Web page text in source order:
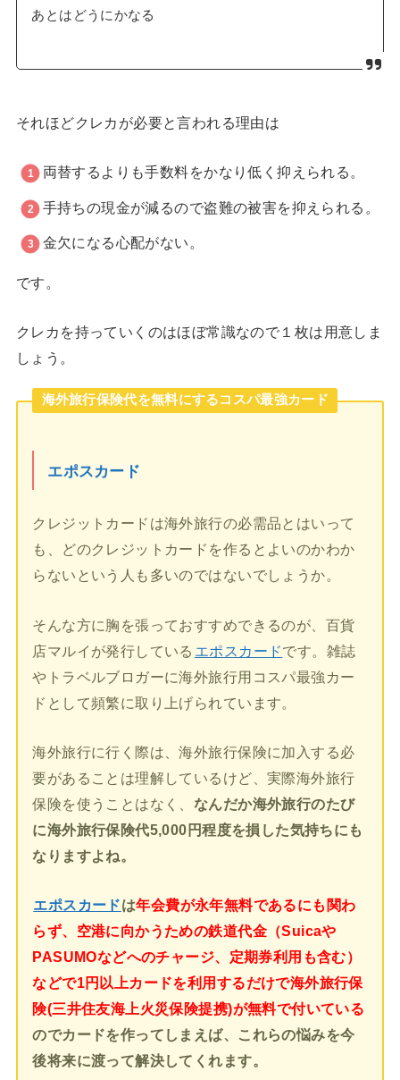
あとはどうにかなる
それほどクレカが必要と言われる理由は
両替するよりも手数料をかなり低く抑えられる。
手持ちの現金が減るので盗難の被害を抑えられる。
金欠になる心配がない。
です。
クレカを持っていくのはほぼ常識なので１枚は用意しま
しょう。
海外旅行保険代を無料にするコスパ最強カード
エポスカード
クレジットカードは海外旅行の必需品とはいって
も、どのクレジットカードを作るとよいのかわか
らないという人も多いのではないでしょうか。
そんな方に胸を張っておすすめできるのが、百貨
店マルイが発行している エポスカードです。雑誌
やトラベルブロガーに海外旅行用コスパ最強カー
ドとして頻繁に取り上げられています。
海外旅行に行く際は、海外旅行保険に加入する必
要があることは理解しているけど、実際海外旅行
保険を使うことはなく、 なんだか海外旅行のたび
に海外旅行保険代5,000円程度を損した気持ちにも
なりますよね。
エポスカードは年会費が永年無料であるにも関わ
らず、空港に向かうための鉄道代金（Suicaや
PASUMOなどへのチャージ、定期券利用も含む）
などで1円以上カードを利用するだけで海外旅行保
険(三井住友海上火災保険提携)が無料で付いている
のでカードを作ってしまえば、これらの悩みを今
後将来に渡って解決してくれます。